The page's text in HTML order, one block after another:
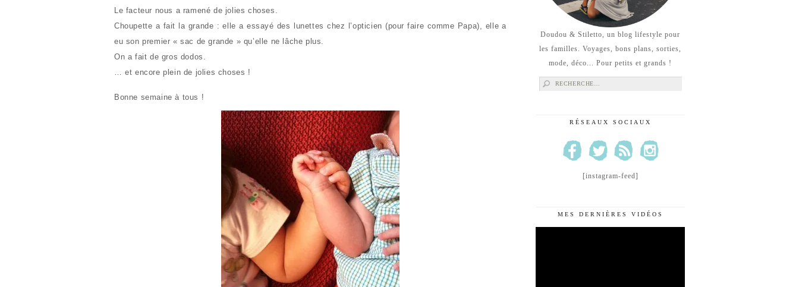
Le facteur nous a ramené de jolies choses.
Choupette a fait la grande : elle a essayé des lunettes chez l’opticien (pour faire comme Papa), elle a
eu son premier « sac de grande » qu’elle ne lâche plus.
On a fait de gros dodos.
… et encore plein de jolies choses !
Bonne semaine à tous !
Doudou & Stiletto, un blog lifestyle pour
les familles. Voyages, bons plans, sorties,
mode, déco... Pour petits et grands !
Rechercher :
RÉSEAUX SOCIAUX
[instagram-feed]
MES DERNIÈRES VIDÉOS